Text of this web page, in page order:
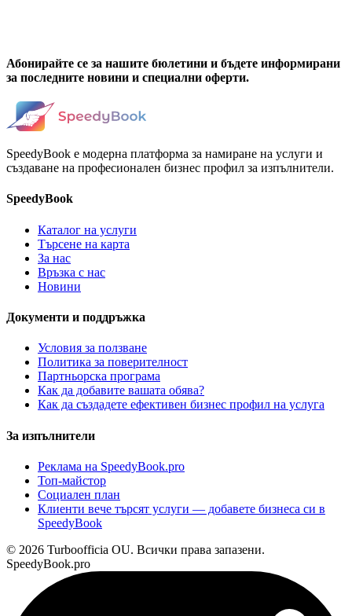
Абонирайте се за нашите бюлетини и бъдете информирани
за последните новини и специални оферти.
SpeedyBook е модерна платформа за намиране на услуги и
създаване на професионален бизнес профил за изпълнители.
SpeedyBook
Каталог на услуги
Търсене на карта
За нас
Връзка с нас
Новини
Документи и поддръжка
Условия за ползване
Политика за поверителност
Партньорска програма
Как да добавите вашата обява?
Как да създадете ефективен бизнес профил на услуга
За изпълнители
Реклама на SpeedyBook.pro
Топ-майстор
Социален план
Клиенти вече търсят услуги — добавете бизнеса си в
SpeedyBook
© 2026 Turboofficia OU. Всички права запазени.
SpeedyBook.pro